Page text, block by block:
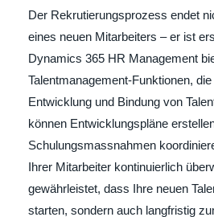
Der Rekrutierungsprozess endet
eines neuen Mitarbeiters – er ist
Dynamics 365 HR Management
Talentmanagement-Funktionen,
Entwicklung und Bindung von
können Entwicklungspläne
Schulungsmassnahmen
Ihrer Mitarbeiter kontinuierlich
gewährleistet, dass Ihre neuen
starten, sondern auch langfristig